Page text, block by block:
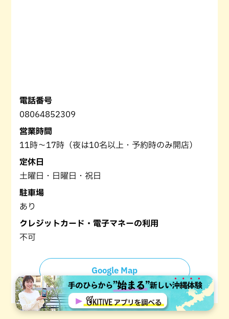
電話番号
08064852309
営業時間
11時〜17時（夜は10名以上・予約時のみ開店）
定休日
土曜日・日曜日・祝日
駐車場
あり
クレジットカード・電子マネーの利用
不可
Google Map